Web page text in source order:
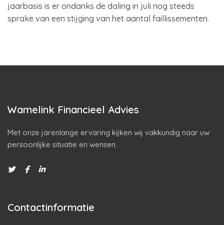
jaarbasis is er ondanks de daling in juli nog steeds
sprake van een stijging van het aantal faillissementen.
Wamelink Financieel Advies
Met onze jarenlange ervaring kijken wij vakkundig naar uw
persoonlijke situatie en wensen.
Contactinformatie